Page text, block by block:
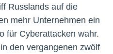
Russlands auf die
mehr Unternehmen ein
für Cyberattacken wahr.
den vergangenen zwölf